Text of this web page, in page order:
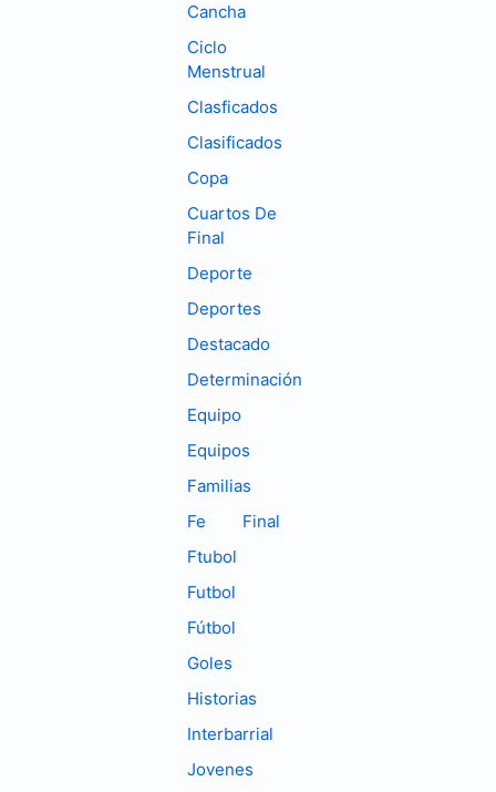
Cancha
Ciclo
Menstrual
Clasficados
Clasificados
Copa
Cuartos De
Final
Deporte
Deportes
Destacado
Determinación
Equipo
Equipos
Familias
Fe
Final
Ftubol
Futbol
Fútbol
Goles
Historias
Interbarrial
Jovenes